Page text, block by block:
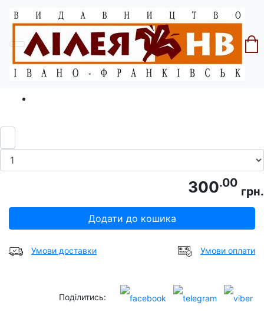
Головна Серія "Майстри української прози"
Малярчук Т. "Звірослов"
Код товару: 9789666685707
300.00
грн.
Додати до кошика
Умови доставки Умови оплати
Поділитись: